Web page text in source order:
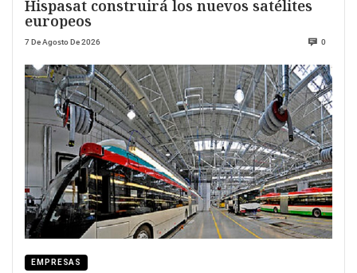
Hispasat construirá los nuevos satélites
europeos
7 De Agosto De 2026 0
EMPRESAS